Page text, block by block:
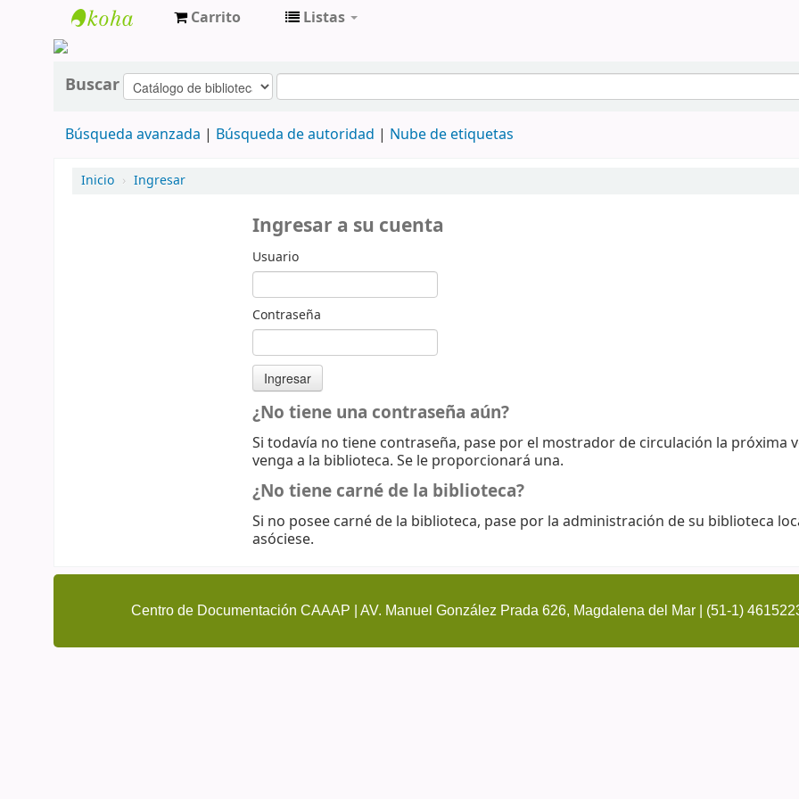
Carrito Listas
Buscar
Búsqueda avanzada Búsqueda de autoridad Nube de etiquetas
Inicio › Ingresar
Ingresar a su cuenta
Usuario
Contraseña
¿No tiene una contraseña aún?
Si todavía no tiene contraseña, pase por el mostrador de circulación la próxima
venga a la biblioteca. Se le proporcionará una.
¿No tiene carné de la biblioteca?
Si no posee carné de la biblioteca, pase por la administración de su biblioteca
asóciese.
Centro de Documentación CAAAP | AV. Manuel González Prada 626, Magdalena del Mar | (51-1)